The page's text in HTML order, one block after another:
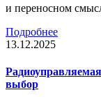
и переносном
Подробнее
13.12.2025
выбор